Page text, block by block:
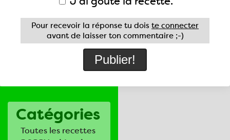
Catégories
Toutes les recettes
Pour recevoir la réponse tu dois te connecter
avant de laisser ton commentaire ;-)